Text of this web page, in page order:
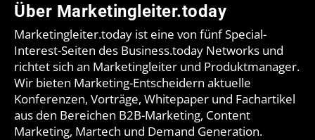
Über Marketingleiter.today
Marketingleiter.today ist eine von fünf Special-
Interest-Seiten des Business.today Networks und
richtet sich an Marketingleiter und Produktmanager.
Wir bieten Marketing-Entscheidern aktuelle
Konferenzen, Vorträge, Whitepaper und Fachartikel
aus den Bereichen B2B-Marketing, Content
Marketing, Martech und Demand Generation.